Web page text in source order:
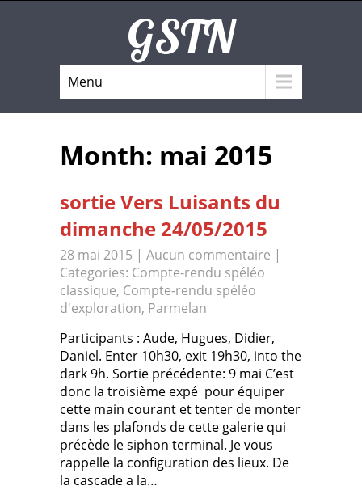
GSTN
Menu
Month: mai 2015
sortie Vers Luisants du
dimanche 24/05/2015
28 mai 2015 | Aucun commentaire |
Categories: Compte-rendu spéléo
classique, Compte-rendu spéléo
d'exploration, Parmelan
Participants : Aude, Hugues, Didier,
Daniel. Enter 10h30, exit 19h30, into the
dark 9h. Sortie précédente: 9 mai C’est
donc la troisième expé pour équiper
cette main courant et tenter de monter
dans les plafonds de cette galerie qui
précède le siphon terminal. Je vous
rappelle la configuration des lieux. De
la cascade a la…